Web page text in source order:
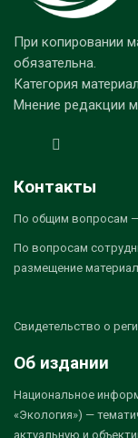
При копировании
обязательна.
Категория
Мнение редакции
Контакты
По общим вопросам
По вопросам
размещение
Свидетельство о
Об издании
Национальное
«Экология») —
актуальную и